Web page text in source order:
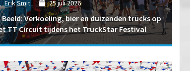
Erik Smit 25 juli 2026
Beeld: Verkoeling, bier en duizenden trucks op
TT Circuit tijdens het TruckStar Festival